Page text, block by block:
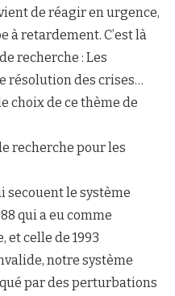
de réagir en urgence,
à retardement. C’est là
recherche : Les
résolution des crises…
choix de ce thème de
recherche pour les
secouent le système
qui a eu comme
et celle de 1993
notre système
par des perturbations